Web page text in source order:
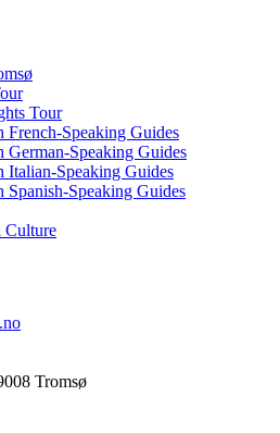
Tour
Speaking Guides
Speaking Guides
Speaking Guides
Speaking Guides
Culture
Tromsø